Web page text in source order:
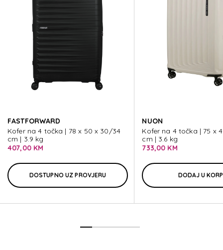
C-LITE
C-LITE
C-LITE
C-LITE
FASTFORWARD
Kofer na 4 točka | 78 x 50 x 30/34
cm | 3.9 kg
407,00 KM
DOSTUPNO UZ PROVJERU
NUON
Kofer na 4 točka | 75 x
cm | 3.6 kg
733,00 KM
DODAJ U